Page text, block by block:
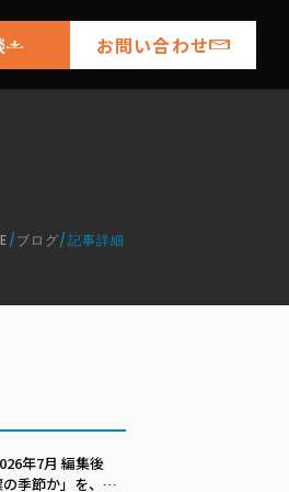
お問い合わせ
/ブログ/記事詳細
年7月 編集後
季節か」を、自